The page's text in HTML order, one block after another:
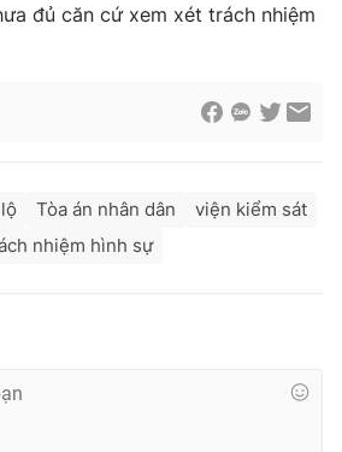
đủ căn cứ xem xét trách nhiệm
Tòa án nhân dân
viện kiểm sát
nhiệm hình sự